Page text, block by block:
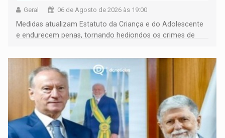
Geral 06 de Agosto de 2026 às 19:00
Medidas atualizam Estatuto da Criança e do Adolescente
e endurecem penas, tornando hediondos os crimes de